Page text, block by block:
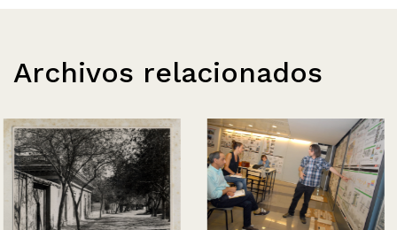
Archivos relacionados